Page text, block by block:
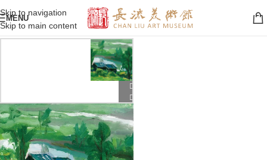
Skip to navigation
Skip to main content
MENU